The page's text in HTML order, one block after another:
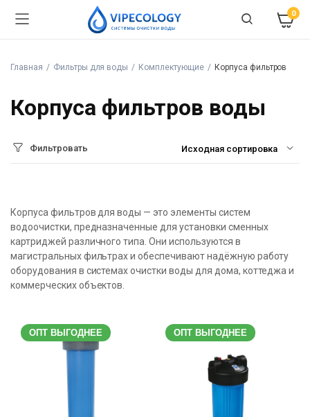
0
Главная Фильтры для воды Комплектующие Корпуса фильтров
Корпуса фильтров воды
Фильтровать
Корпуса фильтров для воды — это элементы систем
водоочистки, предназначенные для установки сменных
картриджей различного типа. Они используются в
магистральных фильтрах и обеспечивают надёжную работу
оборудования в системах очистки воды для дома, коттеджа и
коммерческих объектов.
ОПТ ВЫГОДНЕЕ ОПТ ВЫГОДНЕЕ